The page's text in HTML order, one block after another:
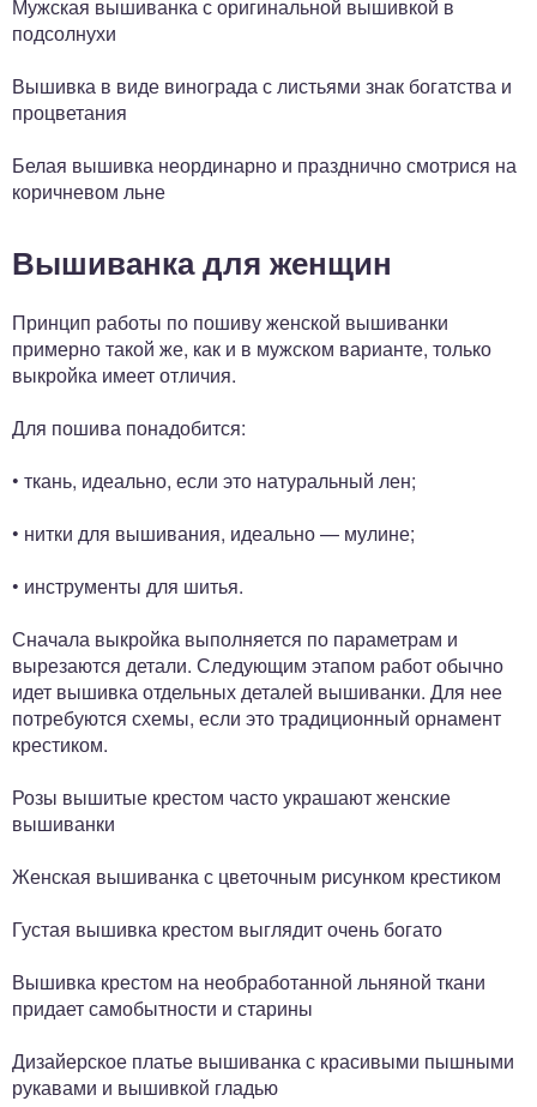
Мужская вышиванка с оригинальной вышивкой в
подсолнухи
Вышивка в виде винограда с листьями знак богатства и
процветания
Белая вышивка неординарно и празднично смотрися на
коричневом льне
Вышиванка для женщин
Принцип работы по пошиву женской вышиванки
примерно такой же, как и в мужском варианте, только
выкройка имеет отличия.
Для пошива понадобится:
• ткань, идеально, если это натуральный лен;
• нитки для вышивания, идеально — мулине;
• инструменты для шитья.
Сначала выкройка выполняется по параметрам и
вырезаются детали. Следующим этапом работ обычно
идет вышивка отдельных деталей вышиванки. Для нее
потребуются схемы, если это традиционный орнамент
крестиком.
Розы вышитые крестом часто украшают женские
вышиванки
Женская вышиванка с цветочным рисунком крестиком
Густая вышивка крестом выглядит очень богато
Вышивка крестом на необработанной льняной ткани
придает самобытности и старины
Дизайерское платье вышиванка с красивыми пышными
рукавами и вышивкой гладью